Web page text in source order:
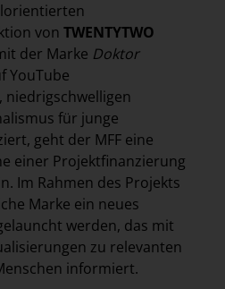
von TWENTYTWO
der Marke Doktor
YouTube
für junge
geht der MFF eine
einer Projektfinanzierung
Im Rahmen des Projekts
Marke ein neues
werden, das mit
zu relevanten
informiert.